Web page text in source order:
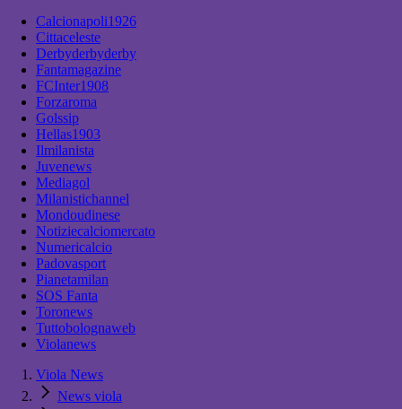
Calcionapoli1926
Cittaceleste
Derbyderbyderby
Fantamagazine
FCInter1908
Forzaroma
Golssip
Hellas1903
Ilmilanista
Juvenews
Mediagol
Milanistichannel
Mondoudinese
Notiziecalciomercato
Numericalcio
Padovasport
Pianetamilan
SOS Fanta
Toronews
Tuttobolognaweb
Violanews
Viola News
News viola